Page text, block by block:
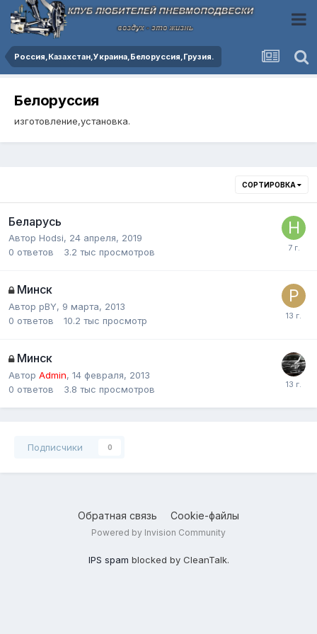
Россия,Казахстан,Украина,Белоруссия,Грузия.
Белоруссия
изготовление,установка.
СОРТИРОВКА
Беларусь
Автор Hodsi, 24 апреля, 2019
0 ответов 3.2 тыс просмотров
Минск
Автор pBY, 9 марта, 2013
0 ответов 10.2 тыс просмотр
Минск
Автор Admin, 14 февраля, 2013
0 ответов 3.8 тыс просмотров
Подписчики 0
Обратная связь Cookie-файлы
Powered by Invision Community
IPS spam blocked by CleanTalk.